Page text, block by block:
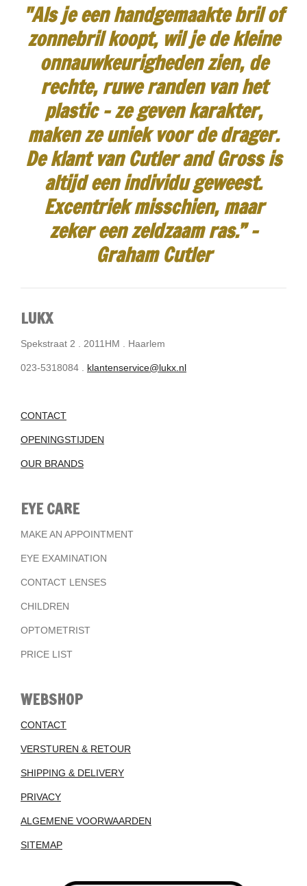
"Als je een handgemaakte bril of
zonnebril koopt, wil je de kleine
onnauwkeurigheden zien, de
rechte, ruwe randen van het
plastic - ze geven karakter,
maken ze uniek voor de drager.
De klant van Cutler and Gross is
altijd een individu geweest.
Excentriek misschien, maar
zeker een zeldzaam ras.” -
Graham Cutler
LUKX
Spekstraat 2 . 2011HM . Haarlem
023-5318084 . klantenservice@lukx.nl
CONTACT
OPENINGSTIJDEN
OUR BRANDS
EYE CARE
MAKE AN APPOINTMENT
EYE EXAMINATION
CONTACT LENSES
CHILDREN
OPTOMETRIST
PRICE LIST
WEBSHOP
CONTACT
VERSTUREN & RETOUR
SHIPPING & DELIVERY
PRIVACY
ALGEMENE VOORWAARDEN
SITEMAP